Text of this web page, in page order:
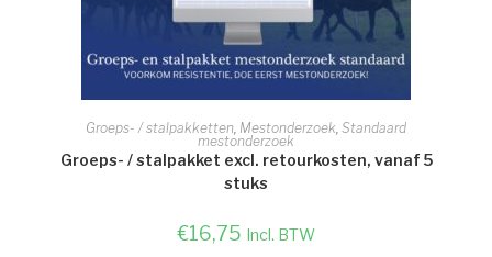
TOEVOEGEN AAN WINKELWAGEN
Groeps- / stalpakketten, Mestonderzoek, Standaard
mestonderzoek
Groeps- / stalpakket excl. retourkosten, vanaf 5
stuks
€16,75 Incl. BTW